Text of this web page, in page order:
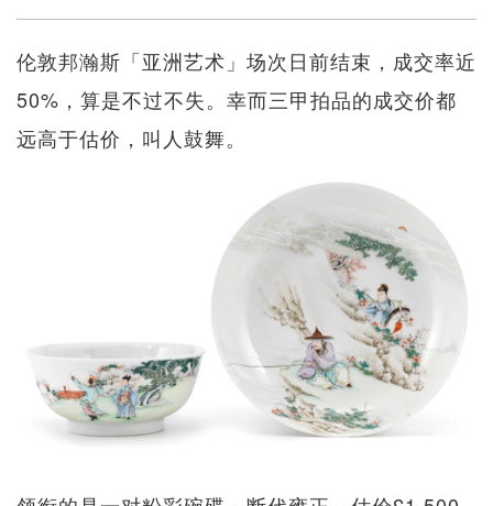
伦敦邦瀚斯「亚洲艺术」场次日前结束，成交率近
50%，算是不过不失。幸而三甲拍品的成交价都
远高于估价，叫人鼓舞。